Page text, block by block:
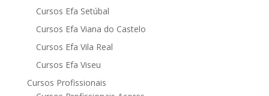
Cursos Efa Setúbal
Cursos Efa Viana do Castelo
Cursos Efa Vila Real
Cursos Efa Viseu
Cursos Profissionais